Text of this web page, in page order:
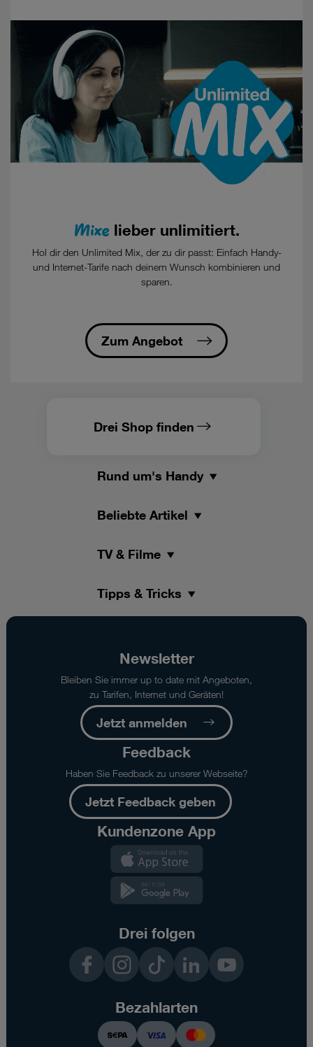
Mixelieber unlimitiert.
Hol dir den Unlimited Mix, der zu dir passt: Einfach Handy-
und Internet-Tarife nach deinem Wunsch kombinieren und
sparen.
Zum Angebot
Drei Shop finden
Rund um's Handy
Beliebte Artikel
TV & Filme
Tipps & Tricks
Newsletter
Bleiben Sie immer up to date mit Angeboten,
zu Tarifen, Internet und Geräten!
Jetzt anmelden
Feedback
Haben Sie Feedback zu unserer Webseite?
Jetzt Feedback geben
Kundenzone App
Drei folgen
InstagramTikTok LinkedIn YouTube
Bezahlarten